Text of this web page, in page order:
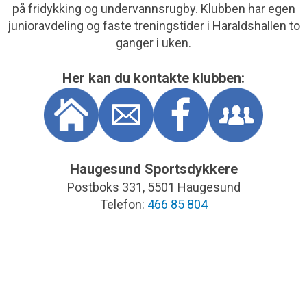
på fridykking og undervannsrugby. Klubben har egen
junioravdeling og faste treningstider i Haraldshallen to
ganger i uken.
Her kan du kontakte klubben:
Haugesund Sportsdykkere
Postboks 331, 5501 Haugesund
Telefon: 466 85 804